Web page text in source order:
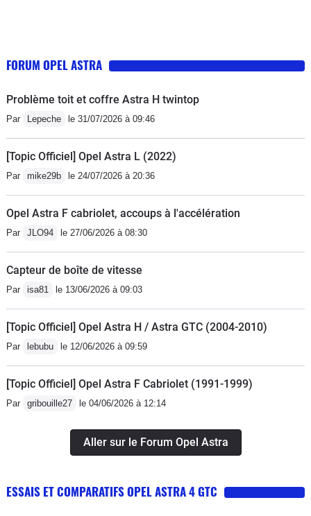
FORUM OPEL ASTRA
Problème toit et coffre Astra H twintop
Par Lepeche le 31/07/2026 à 09:46
[Topic Officiel] Opel Astra L (2022)
Par mike29b le 24/07/2026 à 20:36
Opel Astra F cabriolet, accoups à l'accélération
Par JLO94 le 27/06/2026 à 08:30
Capteur de boîte de vitesse
Par isa81 le 13/06/2026 à 09:03
[Topic Officiel] Opel Astra H / Astra GTC (2004-2010)
Par lebubu le 12/06/2026 à 09:59
[Topic Officiel] Opel Astra F Cabriolet (1991-1999)
Par gribouille27 le 04/06/2026 à 12:14
Aller sur le Forum Opel Astra
ESSAIS ET COMPARATIFS OPEL ASTRA 4 GTC